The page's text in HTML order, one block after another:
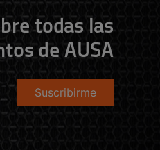
todas las
de AUSA
Suscribirme